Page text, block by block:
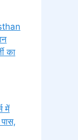
का
में